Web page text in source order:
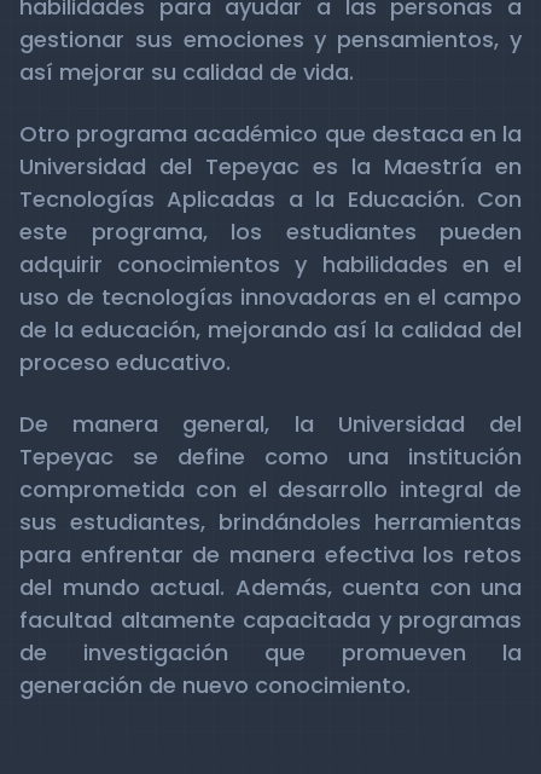
habilidades para ayudar a las personas a
gestionar sus emociones y pensamientos, y
así mejorar su calidad de vida.
Otro programa académico que destaca en la
Universidad del Tepeyac es la Maestría en
Tecnologías Aplicadas a la Educación. Con
este programa, los estudiantes pueden
adquirir conocimientos y habilidades en el
uso de tecnologías innovadoras en el campo
de la educación, mejorando así la calidad del
proceso educativo.
De manera general, la Universidad del
Tepeyac se define como una institución
comprometida con el desarrollo integral de
sus estudiantes, brindándoles herramientas
para enfrentar de manera efectiva los retos
del mundo actual. Además, cuenta con una
facultad altamente capacitada y programas
de investigación que promueven la
generación de nuevo conocimiento.